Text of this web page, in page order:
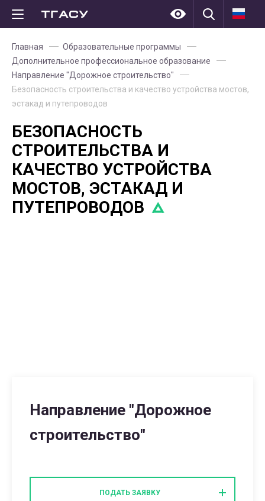
Главная
Образовательные программы
Дополнительное профессиональное образование
Направление "Дорожное строительство"
Безопасность строительства и качество устройства мостов,
эстакад и путепроводов
БЕЗОПАСНОСТЬ
СТРОИТЕЛЬСТВА И
КАЧЕСТВО УСТРОЙСТВА
МОСТОВ, ЭСТАКАД И
ПУТЕПРОВОДОВ
Направление "Дорожное
строительство"
ПОДАТЬ ЗАЯВКУ